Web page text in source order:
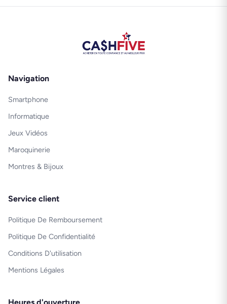
Navigation
Smartphone
Informatique
Jeux Vidéos
Maroquinerie
Montres & Bijoux
Service client
Politique De Remboursement
Politique De Confidentialité
Conditions D'utilisation
Mentions Légales
Heures d'ouverture